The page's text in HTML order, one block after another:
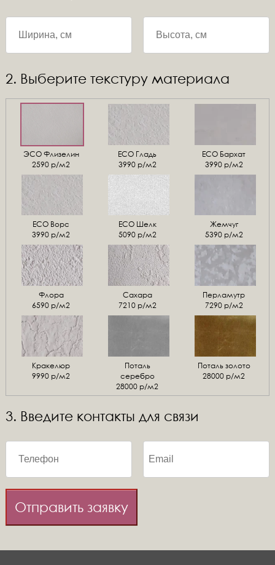
2. Выберите текстуру материала
ЭСО Флизелин
2590 р/м2
ЕСО Гладь
3990 р/м2
ECO Бархат
3990 р/м2
ЕСО Ворс
3990 р/м2
ЕСО Шелк
5090 р/м2
Жемчуг
5390 р/м2
Флора
6590 р/м2
Сахара
7210 р/м2
Перламутр
7290 р/м2
Кракелюр
9990 р/м2
Поталь
серебро
28000 р/м2
Поталь золото
28000 р/м2
3. Введите контакты для связи
Отправить заявку